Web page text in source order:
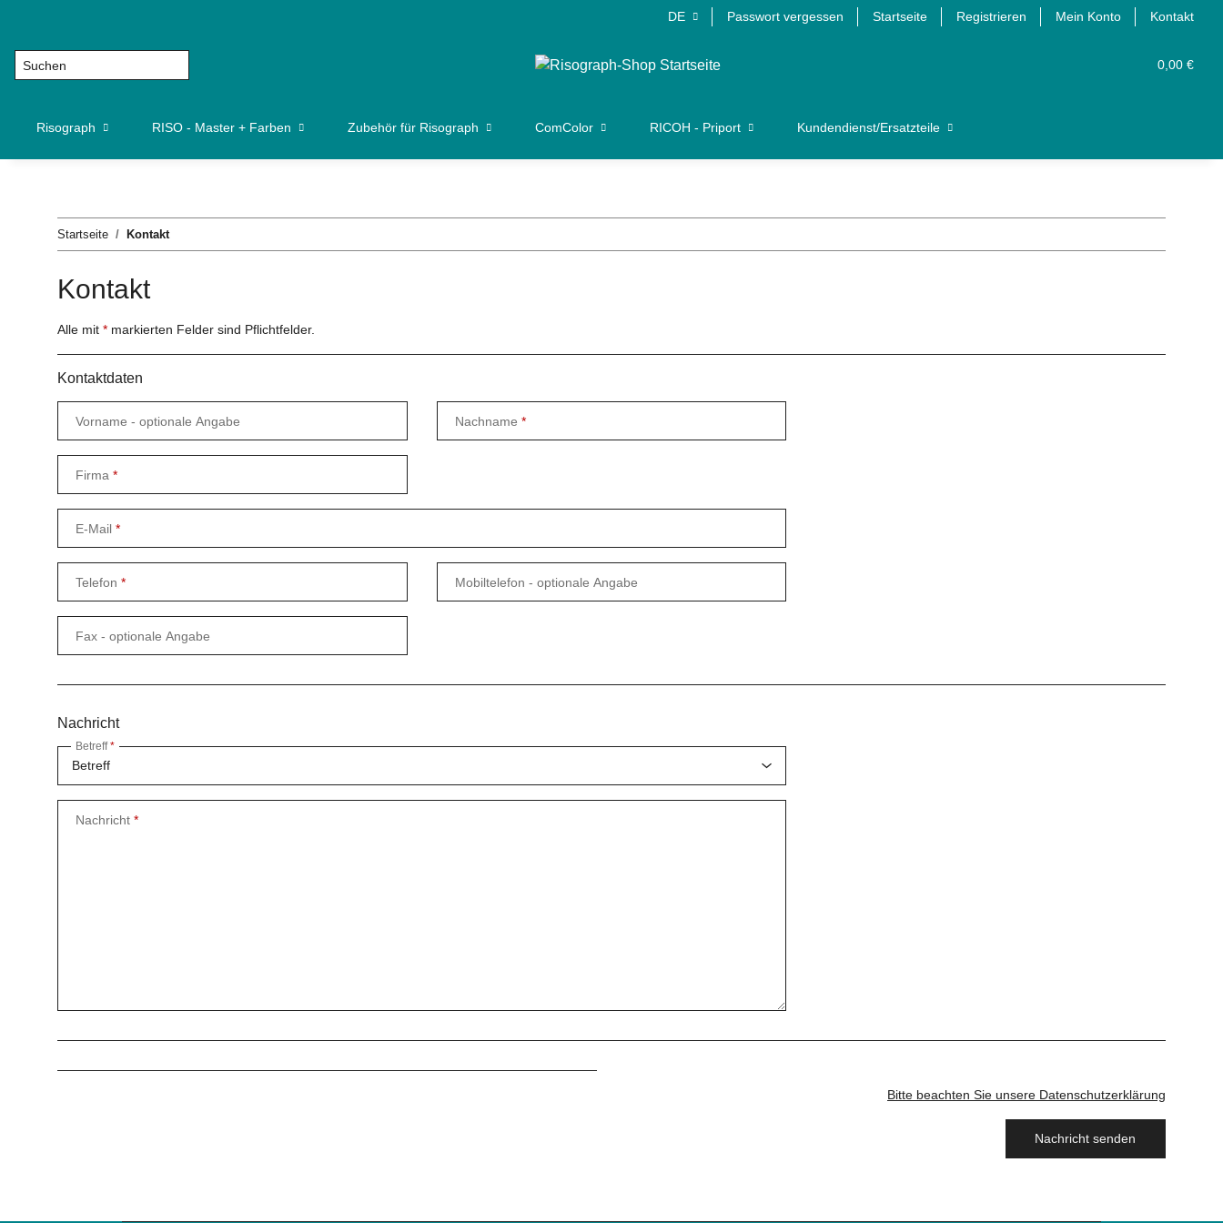
DE Passwort vergessen Startseite Registrieren Mein Konto Kontakt
0,00 €
Risograph RISO - Master + Farben Zubehör für Risograph ComColor RICOH - Priport Kundendienst/Ersatzteile
Startseite Kontakt
Kontakt
Alle mit * markierten Felder sind Pflichtfelder.
Kontaktdaten
Vorname - optionale Angabe Nachname
Firma
E-Mail
Telefon Mobiltelefon - optionale Angabe
Fax - optionale Angabe
Nachricht
Betreff
Nachricht
Bitte beachten Sie unsere Datenschutzerklärung
Nachricht senden